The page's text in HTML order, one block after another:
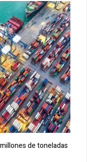
de toneladas